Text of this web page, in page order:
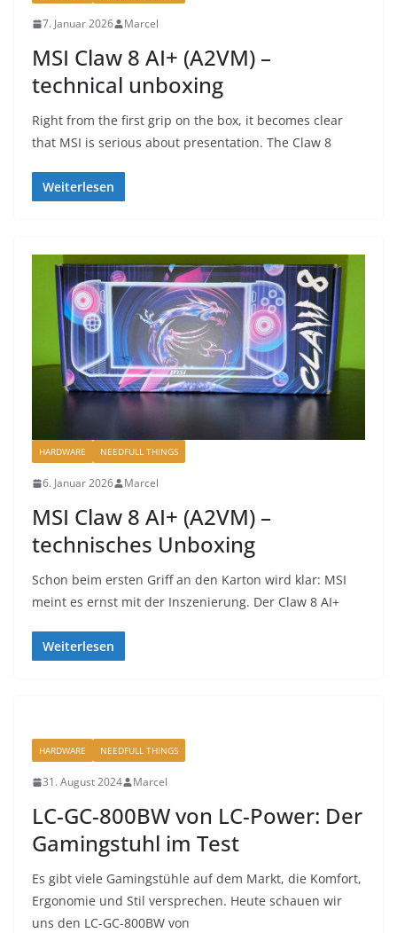
7. Januar 2026 Marcel
MSI Claw 8 AI+ (A2VM) –
technical unboxing
Right from the first grip on the box, it becomes clear
that MSI is serious about presentation. The Claw 8
Weiterlesen
HARDWARE NEEDFULL THINGS
6. Januar 2026 Marcel
MSI Claw 8 AI+ (A2VM) –
technisches Unboxing
Schon beim ersten Griff an den Karton wird klar: MSI
meint es ernst mit der Inszenierung. Der Claw 8 AI+
Weiterlesen
HARDWARE NEEDFULL THINGS
31. August 2024 Marcel
LC-GC-800BW von LC-Power: Der
Gamingstuhl im Test
Es gibt viele Gamingstühle auf dem Markt, die Komfort,
Ergonomie und Stil versprechen. Heute schauen wir
uns den LC-GC-800BW von